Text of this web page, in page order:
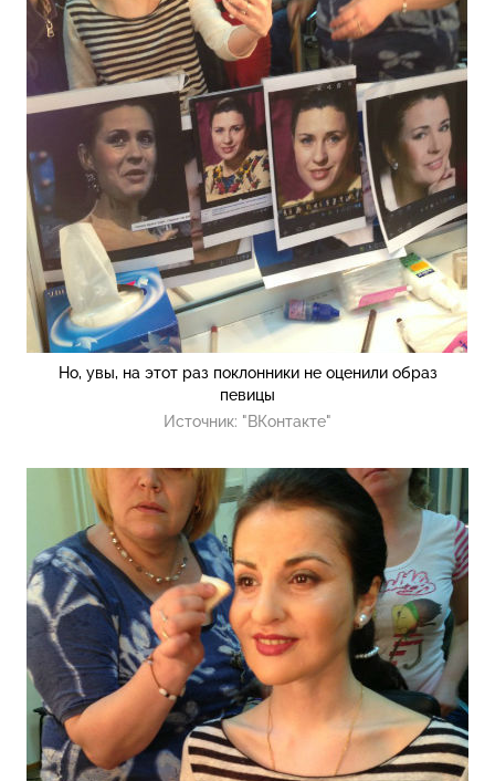
Но, увы, на этот раз поклонники не оценили образ
певицы
Источник: "ВКонтакте"